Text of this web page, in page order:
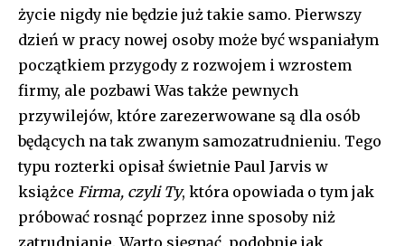
życie nigdy nie będzie już takie samo. Pierwszy
dzień w pracy nowej osoby może być wspaniałym
początkiem przygody z rozwojem i wzrostem
firmy, ale pozbawi Was także pewnych
przywilejów, które zarezerwowane są dla osób
będących na tak zwanym samozatrudnieniu. Tego
typu rozterki opisał świetnie Paul Jarvis w
książce Firma, czyli Ty, która opowiada o tym jak
próbować rosnąć poprzez inne sposoby niż